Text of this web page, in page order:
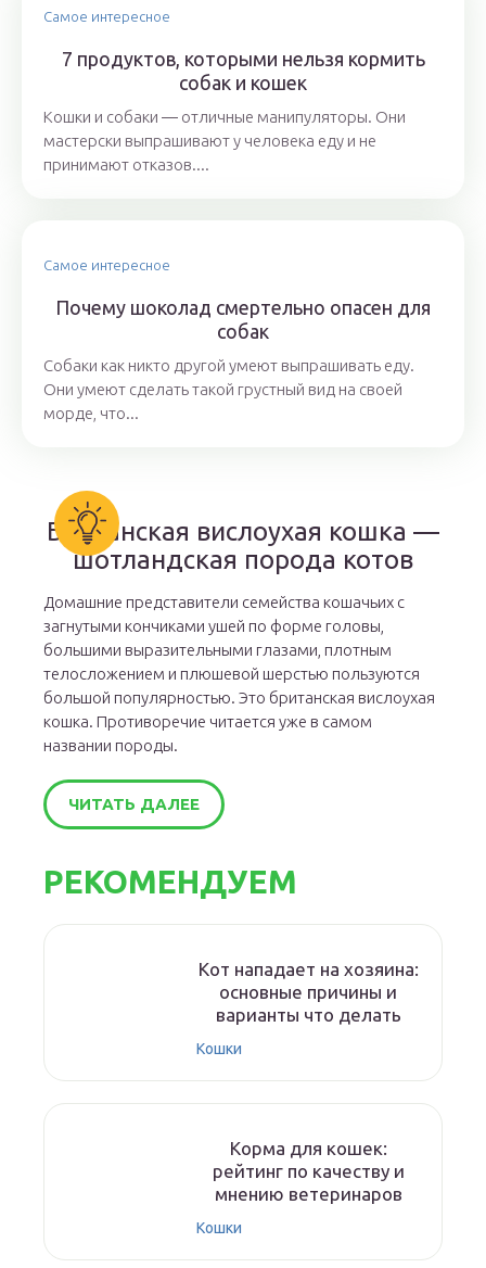
Самое интересное
7 продуктов, которыми нельзя кормить
собак и кошек
Кошки и собаки ― отличные манипуляторы. Они
мастерски выпрашивают у человека еду и не
принимают отказов....
Самое интересное
Почему шоколад смертельно опасен для
собак
Собаки как никто другой умеют выпрашивать еду.
Они умеют сделать такой грустный вид на своей
морде, что...
Британская вислоухая кошка —
шотландская порода котов
Домашние представители семейства кошачьих с
загнутыми кончиками ушей по форме головы,
большими выразительными глазами, плотным
телосложением и плюшевой шерстью пользуются
большой популярностью. Это британская вислоухая
кошка. Противоречие читается уже в самом
названии породы.
ЧИТАТЬ ДАЛЕЕ
РЕКОМЕНДУЕМ
Кот нападает на хозяина:
основные причины и
варианты что делать
Кошки
Корма для кошек:
рейтинг по качеству и
мнению ветеринаров
Кошки